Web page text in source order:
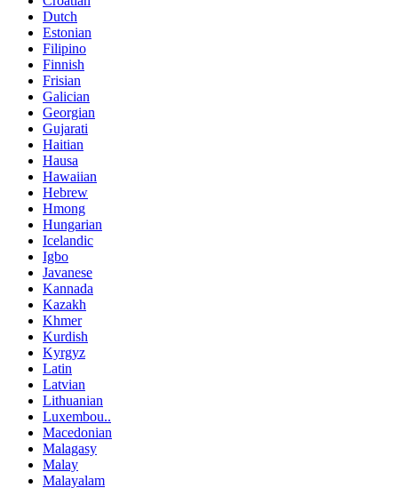
Dutch
Estonian
Filipino
Finnish
Frisian
Galician
Georgian
Gujarati
Haitian
Hausa
Hawaiian
Hebrew
Hmong
Hungarian
Icelandic
Igbo
Javanese
Kannada
Kazakh
Khmer
Kurdish
Kyrgyz
Latin
Latvian
Lithuanian
Luxembou..
Macedonian
Malagasy
Malay
Malayalam